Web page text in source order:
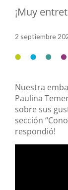
¡Muy
2 septiembre
Nuestra
Paulina
sobre sus
sección
respondió!